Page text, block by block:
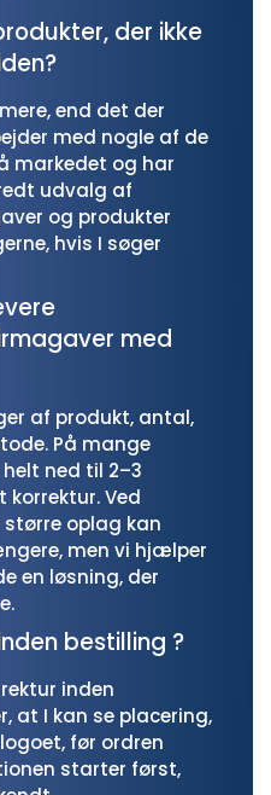
der ikke
end det der
med nogle af de
markedet og har
udvalg af
og produkter
hvis I søger
med
af produkt, antal,
På mange
ned til 2–3
Ved
oplag kan
men vi hjælper
en løsning, der
bestilling ?
inden
at I kan se placering,
før ordren
starter først,